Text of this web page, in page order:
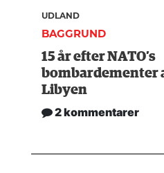
UDLAND
BAGGRUND
15 år efter NATO’s
bombardementer
Libyen
2 kommentarer